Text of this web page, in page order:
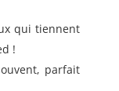
qui tiennent
!
parfait